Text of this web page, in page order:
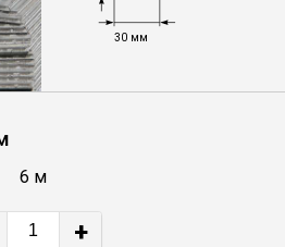
30 мм
6 м
+